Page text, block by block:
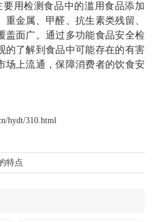
用检测食品中的滥用食品添加
金属、甲醛、抗生素类残留、
盖面广。通过多功能食品安全检
的了解到食品中可能存在的有害
场上流通，保障消费者的饮食安
hydt/310.html
特点